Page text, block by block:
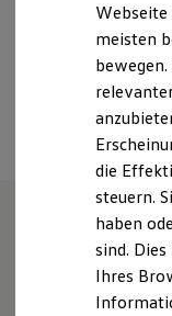
Laden
Batterie
Kosten
E-
Software
Unsere
Überblick
Webseite
meisten
die
steuern.
haben
sind.
Ihres